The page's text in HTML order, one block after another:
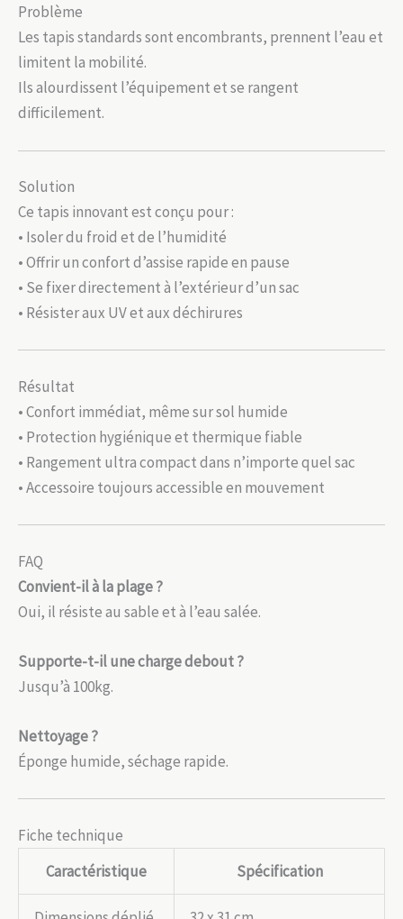
Problème
Les tapis standards sont encombrants, prennent l’eau et
limitent la mobilité.
Ils alourdissent l’équipement et se rangent
difficilement.
Solution
Ce tapis innovant est conçu pour :
• Isoler du froid et de l’humidité
• Offrir un confort d’assise rapide en pause
• Se fixer directement à l’extérieur d’un sac
• Résister aux UV et aux déchirures
Résultat
• Confort immédiat, même sur sol humide
• Protection hygiénique et thermique fiable
• Rangement ultra compact dans n’importe quel sac
• Accessoire toujours accessible en mouvement
FAQ
Convient-il à la plage ?
Oui, il résiste au sable et à l’eau salée.
Supporte-t-il une charge debout ?
Jusqu’à 100kg.
Nettoyage ?
Éponge humide, séchage rapide.
Fiche technique
Caractéristique
Spécification